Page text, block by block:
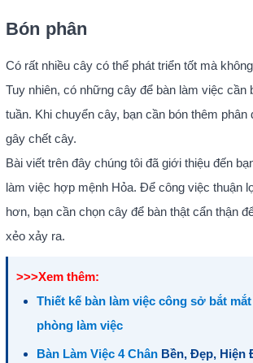
Bón phân
Có rất nhiều cây có thể phát triển tốt mà
Tuy nhiên, có những cây để bàn làm việc cần
tuần. Khi chuyển cây, bạn cần bón thêm phân
gây chết cây.
Bài viết trên đây chúng tôi đã giới thiệu đến
làm việc hợp mệnh Hỏa. Để công việc thuận
hơn, bạn cần chọn cây để bàn thật cẩn thận
xẻo xảy ra.
>>>Xem thêm:
Thiết kế bàn làm việc công sở bắt
phòng làm việc
Bàn Làm Việc 4 ChânBền, Đẹp, Hiện